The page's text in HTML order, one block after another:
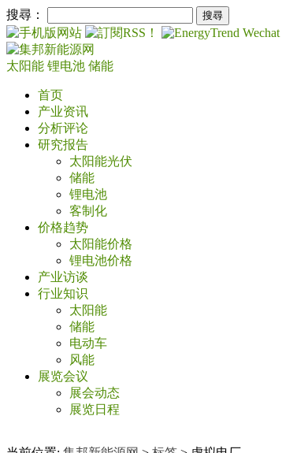
搜尋：
太阳能 锂电池 储能
首页
产业资讯
分析评论
研究报告
太阳能光伏
储能
锂电池
客制化
价格趋势
太阳能价格
锂电池价格
产业访谈
行业知识
太阳能
储能
电动车
风能
展览会议
展会动态
展览日程